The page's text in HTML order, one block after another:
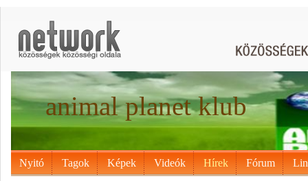
animal planet klub
Nyitó Tagok Képek Videók Hírek Fórum